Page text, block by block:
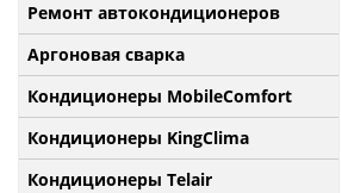
Ремонт автокондиционеров
Аргоновая сварка
Кондиционеры MobileComfort
Кондиционеры KingClima
Кондиционеры Telair